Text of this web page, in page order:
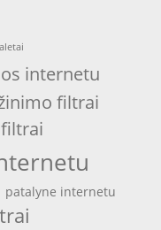
internetu
filtrai
patalyne internetu